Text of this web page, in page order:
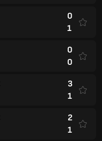
0
1
0
0
3
1
2
1